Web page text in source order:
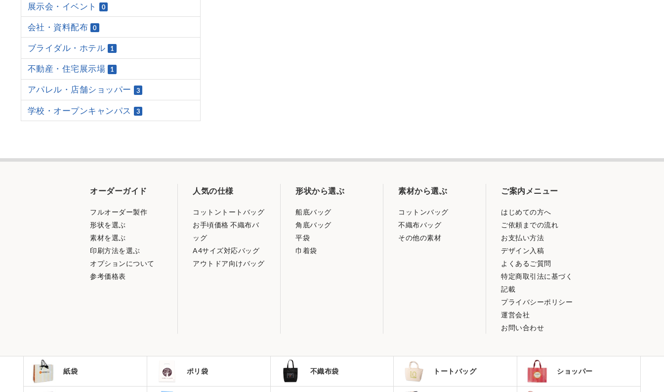
展示会・イベント 0
会社・資料配布 0
ブライダル・ホテル 1
不動産・住宅展示場 1
アパレル・店舗ショッパー 3
学校・オープンキャンパス 3
オーダーガイド
フルオーダー製作
形状を選ぶ
素材を選ぶ
印刷方法を選ぶ
オプションについて
参考価格表
人気の仕様
コットントートバッグ
お手頃価格 不織布バ
ッグ
A4サイズ対応バッグ
アウトドア向けバッグ
形状から選ぶ
船底バッグ
角底バッグ
平袋
巾着袋
素材から選ぶ
コットンバッグ
不織布バッグ
その他の素材
ご案内メニュー
はじめての方へ
ご依頼までの流れ
お支払い方法
デザイン入稿
よくあるご質問
特定商取引法に基づく
記載
プライバシーポリシー
運営会社
お問い合わせ
紙袋 ポリ袋 不織布袋 トートバッグ ショッパー